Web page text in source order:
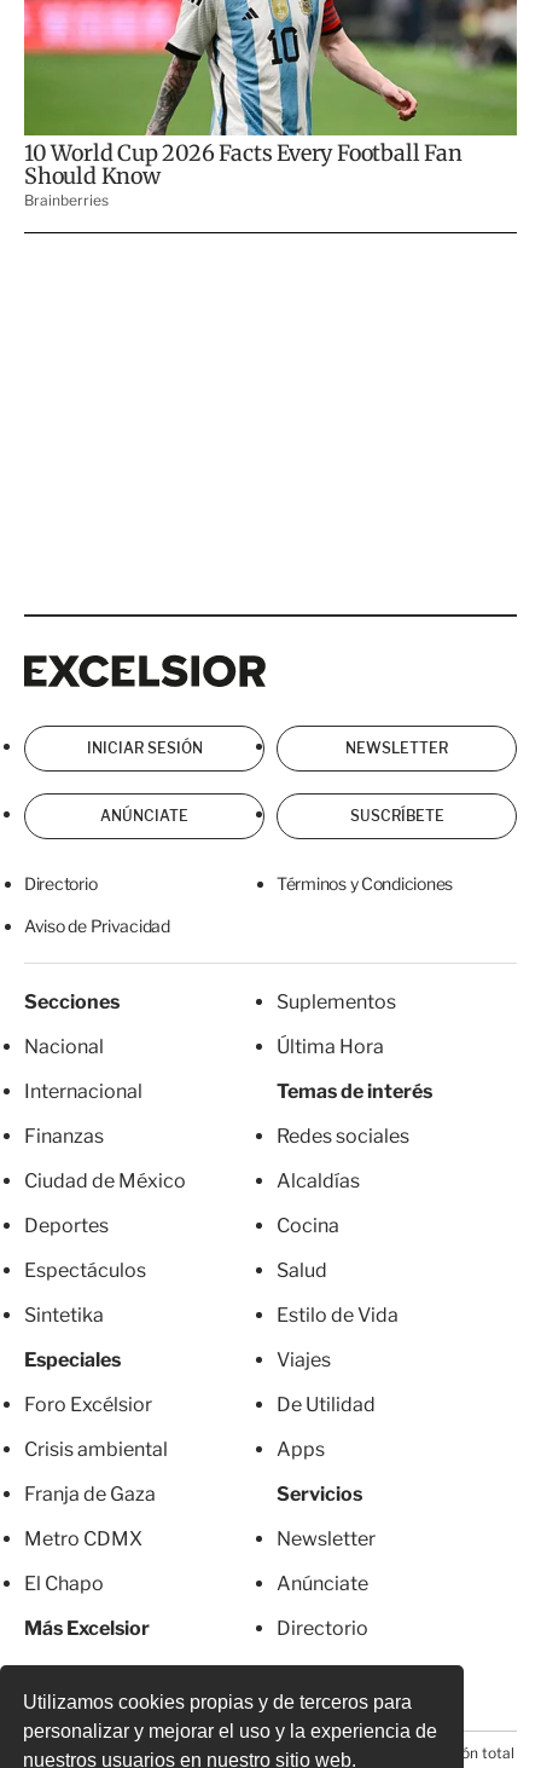
Utilizamos cookies propias y de terceros para
personalizar y mejorar el uso y la experiencia de
nuestros usuarios en nuestro sitio web.
INICIAR SESIÓN NEWSLETTER
ANÚNCIATE SUSCRÍBETE
Directorio Términos y Condiciones
Aviso de Privacidad
Secciones
Nacional
Internacional
Finanzas
Ciudad de México
Deportes
Espectáculos
Sintetika
Especiales
Foro Excélsior
Crisis ambiental
Franja de Gaza
Metro CDMX
El Chapo
Más Excelsior
Mujeres
Suplementos
Última Hora
Temas de interés
Redes sociales
Alcaldías
Cocina
Salud
Estilo de Vida
Viajes
De Utilidad
Apps
Servicios
Newsletter
Anúnciate
Directorio
Suscripciones
© 2026 Todos los derechos reservados. Prohibida la reproducción total